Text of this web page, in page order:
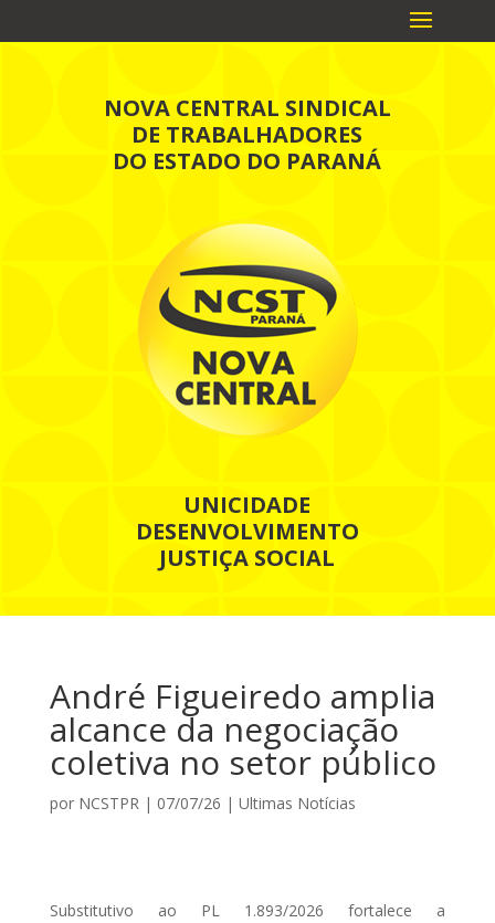
NOVA CENTRAL SINDICAL
DE TRABALHADORES
DO ESTADO DO PARANÁ
UNICIDADE
DESENVOLVIMENTO
JUSTIÇA SOCIAL
André Figueiredo amplia
alcance da negociação
coletiva no setor público
por NCSTPR| 07/07/26 | Ultimas Notícias
Substitutivo ao PL 1.893/2026 fortalece a